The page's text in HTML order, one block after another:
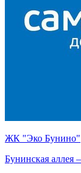
ЖК "Эко Бунино"
Бунинская аллея